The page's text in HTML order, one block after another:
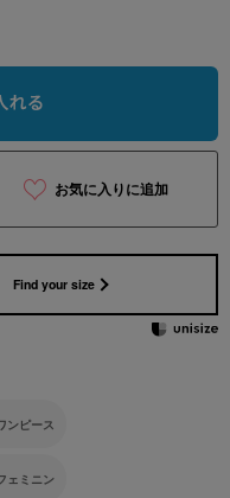
お気に入りに追加
Find your size
ンピース
ェミニン